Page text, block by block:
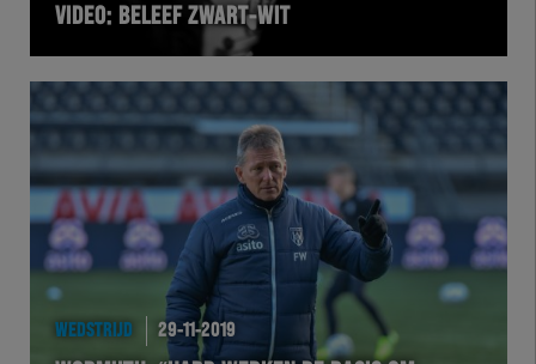
VIDEO: BELEEF ZWART-WIT
WEDSTRIJD 29-11-2019